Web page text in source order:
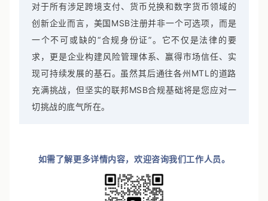
对于所有涉足跨境支付、货币兑换和数字货币领域的
创新企业而言，美国MSB注册并非一个可选项，而是
一个不可或缺的“合规身份证”。它不仅是法律的要
求，更是企业构建风险管理体系、赢得市场信任、实
现可持续发展的基石。虽然其后通往各州MTL的道路
充满挑战，但坚实的联邦MSB合规基础将是您应对一
如需了解更多详情内容，欢迎咨询我们工作人员。